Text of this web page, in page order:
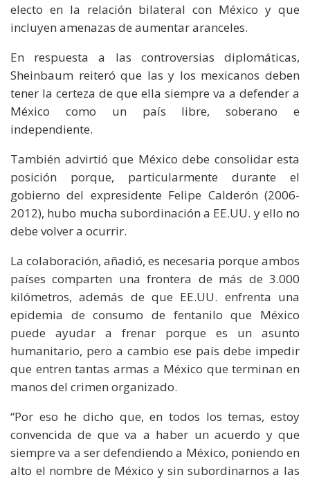
electo en la relación bilateral con México y que
incluyen amenazas de aumentar aranceles.
En respuesta a las controversias diplomáticas,
Sheinbaum reiteró que las y los mexicanos deben
tener la certeza de que ella siempre va a defender a
México como un país libre, soberano e
independiente.
También advirtió que México debe consolidar esta
posición porque, particularmente durante el
gobierno del expresidente Felipe Calderón (2006-
2012), hubo mucha subordinación a EE.UU. y ello no
debe volver a ocurrir.
La colaboración, añadió, es necesaria porque ambos
países comparten una frontera de más de 3.000
kilómetros, además de que EE.UU. enfrenta una
epidemia de consumo de fentanilo que México
puede ayudar a frenar porque es un asunto
humanitario, pero a cambio ese país debe impedir
que entren tantas armas a México que terminan en
manos del crimen organizado.
“Por eso he dicho que, en todos los temas, estoy
convencida de que va a haber un acuerdo y que
siempre va a ser defendiendo a México, poniendo en
alto el nombre de México y sin subordinarnos a las